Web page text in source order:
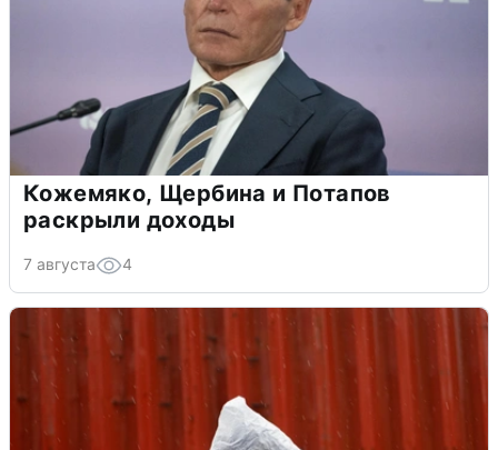
Кожемяко, Щербина и Потапов
раскрыли доходы
7 августа 4